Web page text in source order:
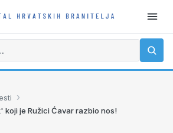
›
koji je Ružici Ćavar razbio nos!